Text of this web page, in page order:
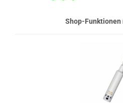
Shop-Funktionen